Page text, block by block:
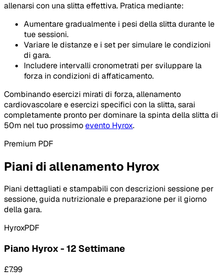
allenarsi con una slitta effettiva. Pratica mediante:
Aumentare gradualmente i pesi della slitta durante le
tue sessioni.
Variare le distanze e i set per simulare le condizioni
di gara.
Includere intervalli cronometrati per sviluppare la
forza in condizioni di affaticamento.
Combinando esercizi mirati di forza, allenamento
cardiovascolare e esercizi specifici con la slitta, sarai
completamente pronto per dominare la spinta della slitta di
50m nel tuo prossimoevento Hyrox.
Premium PDF
Piani di allenamento Hyrox
Piani dettagliati e stampabili con descrizioni sessione per
sessione, guida nutrizionale e preparazione per il giorno
della gara.
HyroxPDF
Piano Hyrox - 12 Settimane
£7.99